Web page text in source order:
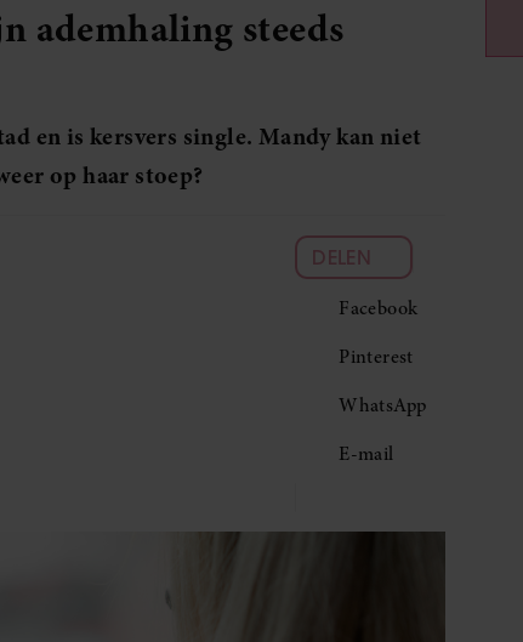
ademhaling steeds
en is kersvers single. Mandy kan niet
op haar stoep?
DELEN
Facebook
Pinterest
WhatsApp
E-mail